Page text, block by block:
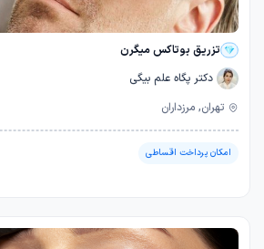
تزریق بوتاکس میگرن
دکتر پگاه علم بیگی
تهران, مرزداران
امکان پرداخت اقساطی